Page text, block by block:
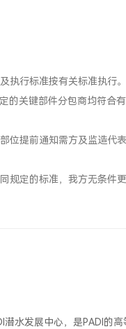
执行标准按有关标准执行。
的关键部件分包商均符合
位提前通知需方及监造代
规定的标准，我方无条件
水发展中心，是PADI的高